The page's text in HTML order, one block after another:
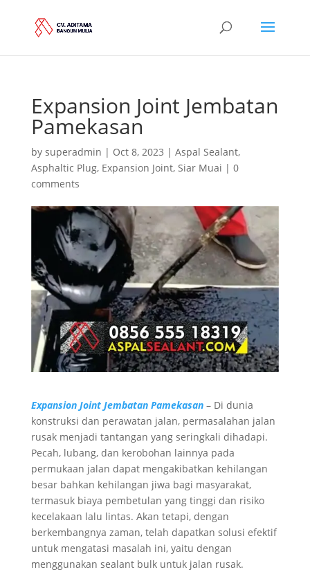
Expansion Joint Jembatan
Pamekasan
by superadmin | Oct 8, 2023 | Aspal Sealant,
Asphaltic Plug, Expansion Joint, Siar Muai | 0
comments
Expansion Joint Jembatan Pamekasan– Di dunia
konstruksi dan perawatan jalan, permasalahan jalan
rusak menjadi tantangan yang seringkali dihadapi.
Pecah, lubang, dan kerobohan lainnya pada
permukaan jalan dapat mengakibatkan kehilangan
besar bahkan kehilangan jiwa bagi masyarakat,
termasuk biaya pembetulan yang tinggi dan risiko
kecelakaan lalu lintas. Akan tetapi, dengan
berkembangnya zaman, telah dapatkan solusi efektif
untuk mengatasi masalah ini, yaitu dengan
menggunakan sealant bulk untuk jalan rusak.